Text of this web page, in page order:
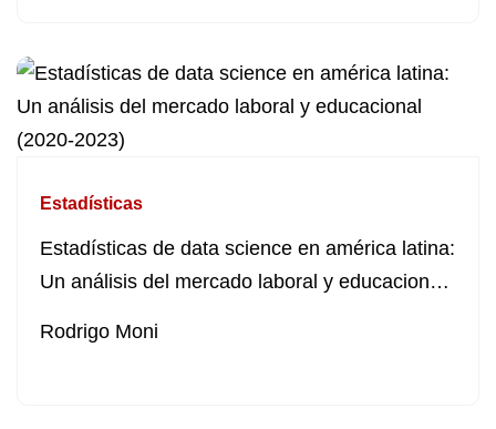
Estadísticas
Estadísticas de data science en américa latina:
Un análisis del mercado laboral y educacional
Rodrigo Moni